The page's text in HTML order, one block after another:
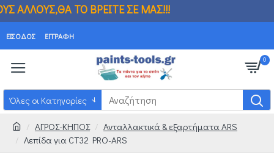
ΤΟ ΒΡΕΙΤΕ ΣΕ ΜΑΣ!!! ΒΡΗΚΑΤΕ
ΕΊΣΟΔΟΣ ΕΓΓΡΑΦΉ
0
Όλες οι Κατηγορίες
ΑΓΡΟΣ-ΚΗΠΟΣ
Ανταλλακτικά & εξαρτήματα ARS
Λεπίδα για CT32 PRO-ARS